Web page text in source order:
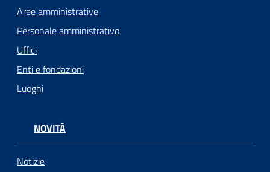
Aree amministrative
Personale amministrativo
Uffici
Enti e fondazioni
Luoghi
NOVITÀ
Notizie